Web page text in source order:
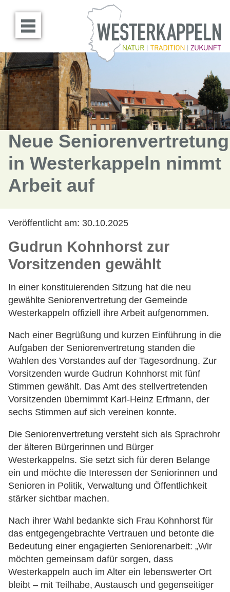
Menü öffnen
Neue Seniorenvertretung
in Westerkappeln nimmt
Arbeit auf
Veröffentlicht am: 30.10.2025
Gudrun Kohnhorst zur
Vorsitzenden gewählt
In einer konstituierenden Sitzung hat die neu
gewählte Seniorenvertretung der Gemeinde
Westerkappeln offiziell ihre Arbeit aufgenommen.
Nach einer Begrüßung und kurzen Einführung in die
Aufgaben der Seniorenvertretung standen die
Wahlen des Vorstandes auf der Tagesordnung. Zur
Vorsitzenden wurde Gudrun Kohnhorst mit fünf
Stimmen gewählt. Das Amt des stellvertretenden
Vorsitzenden übernimmt Karl-Heinz Erfmann, der
sechs Stimmen auf sich vereinen konnte.
Die Seniorenvertretung versteht sich als Sprachrohr
der älteren Bürgerinnen und Bürger
Westerkappelns. Sie setzt sich für deren Belange
ein und möchte die Interessen der Seniorinnen und
Senioren in Politik, Verwaltung und Öffentlichkeit
stärker sichtbar machen.
Nach ihrer Wahl bedankte sich Frau Kohnhorst für
das entgegengebrachte Vertrauen und betonte die
Bedeutung einer engagierten Seniorenarbeit: „Wir
möchten gemeinsam dafür sorgen, dass
Westerkappeln auch im Alter ein lebenswerter Ort
bleibt – mit Teilhabe, Austausch und gegenseitiger